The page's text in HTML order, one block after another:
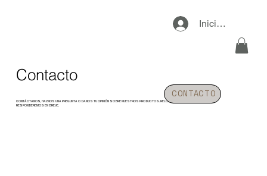
Iniciar sesión
CONTACTO
Contacto
CONTÁCTANOS, HAZNOS UNA PREGUNTA O DANOS TU OPINIÓN SOBRE NUESTROS PRODUCTOS. RELLENA EL FORMULARIO Y TE
RESPONDEREMOS EN BREVE.